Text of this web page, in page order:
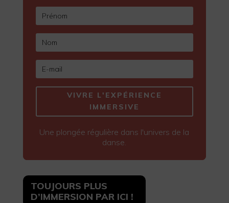
VIVRE L'EXPÉRIENCE
IMMERSIVE
Une plongée régulière dans l'univers de la
danse.
TOUJOURS PLUS
D’IMMERSION PAR ICI !